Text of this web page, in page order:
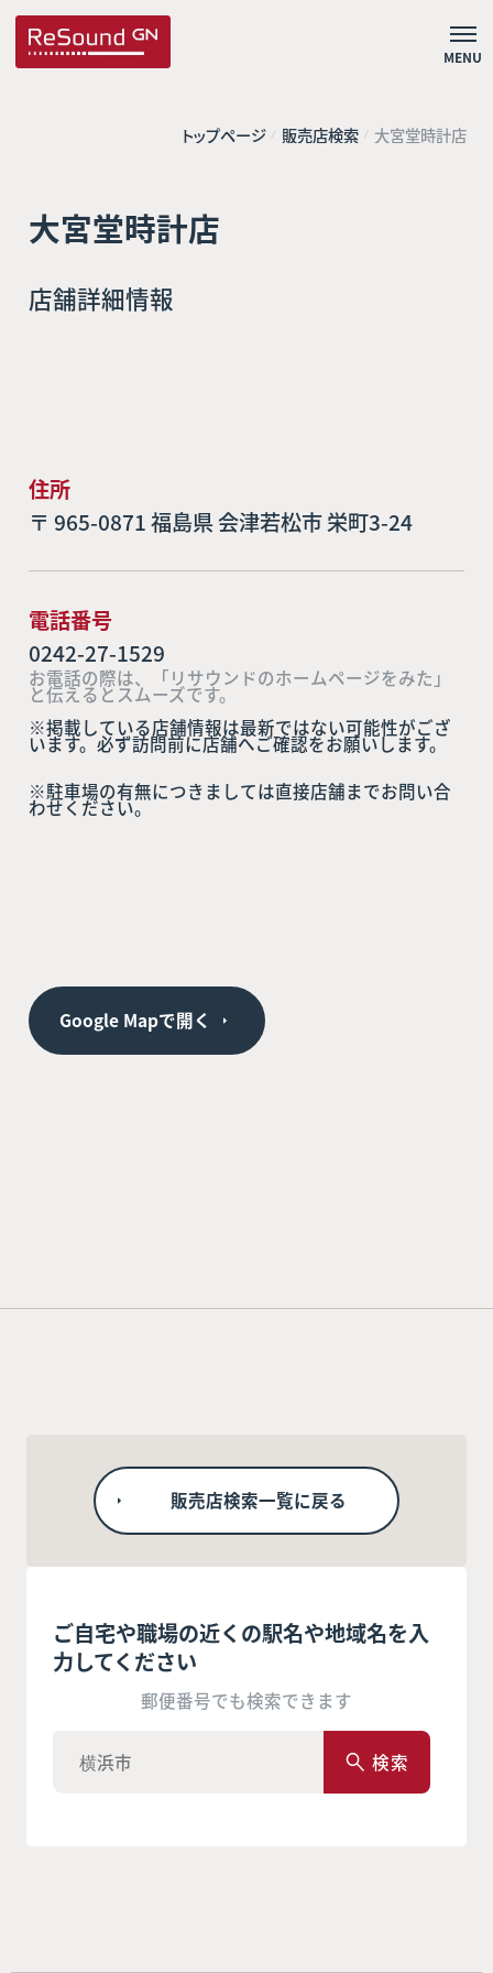
MENU
トップページ 販売店検索 大宮堂時計店
大宮堂時計店
店舗詳細情報
住所
〒 965-0871 福島県 会津若松市 栄町3-24
電話番号
0242-27-1529
お電話の際は、「リサウンドのホームページをみた」
と伝えるとスムーズです。
※掲載している店舗情報は最新ではない可能性がござ
います。必ず訪問前に店舗へご確認をお願いします。
※駐車場の有無につきましては直接店舗までお問い合
わせください。
Google Mapで開く
販売店検索一覧に戻る
ご自宅や職場の近くの駅名や地域名を入
力してください
郵便番号でも検索できます
検索